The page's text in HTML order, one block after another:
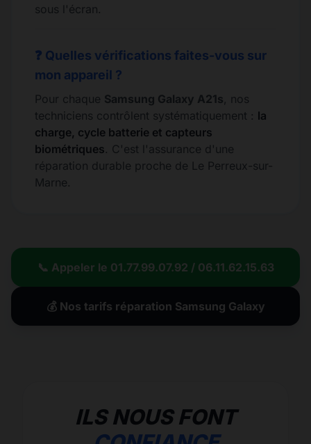
sous l'écran.
❓ Quelles vérifications faites-vous sur
mon appareil ?
Pour chaque Samsung Galaxy A21s, nos
techniciens contrôlent systématiquement : la
charge, cycle batterie et capteurs
biométriques. C'est l'assurance d'une
réparation durable proche de Le Perreux-sur-
Marne.
📞 Appeler le 01.77.99.07.92 / 06.11.62.15.63
💰 Nos tarifs réparation Samsung Galaxy
ILS NOUS FONT